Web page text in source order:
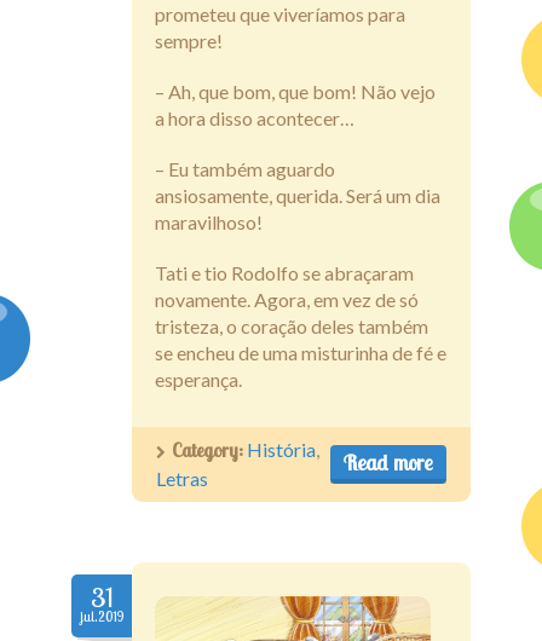
prometeu que viveríamos para
sempre!
– Ah, que bom, que bom! Não vejo
a hora disso acontecer…
– Eu também aguardo
ansiosamente, querida. Será um dia
maravilhoso!
Tati e tio Rodolfo se abraçaram
novamente. Agora, em vez de só
tristeza, o coração deles também
se encheu de uma misturinha de fé e
esperança.
Read more
Category: História,
Letras
31
jul.2019